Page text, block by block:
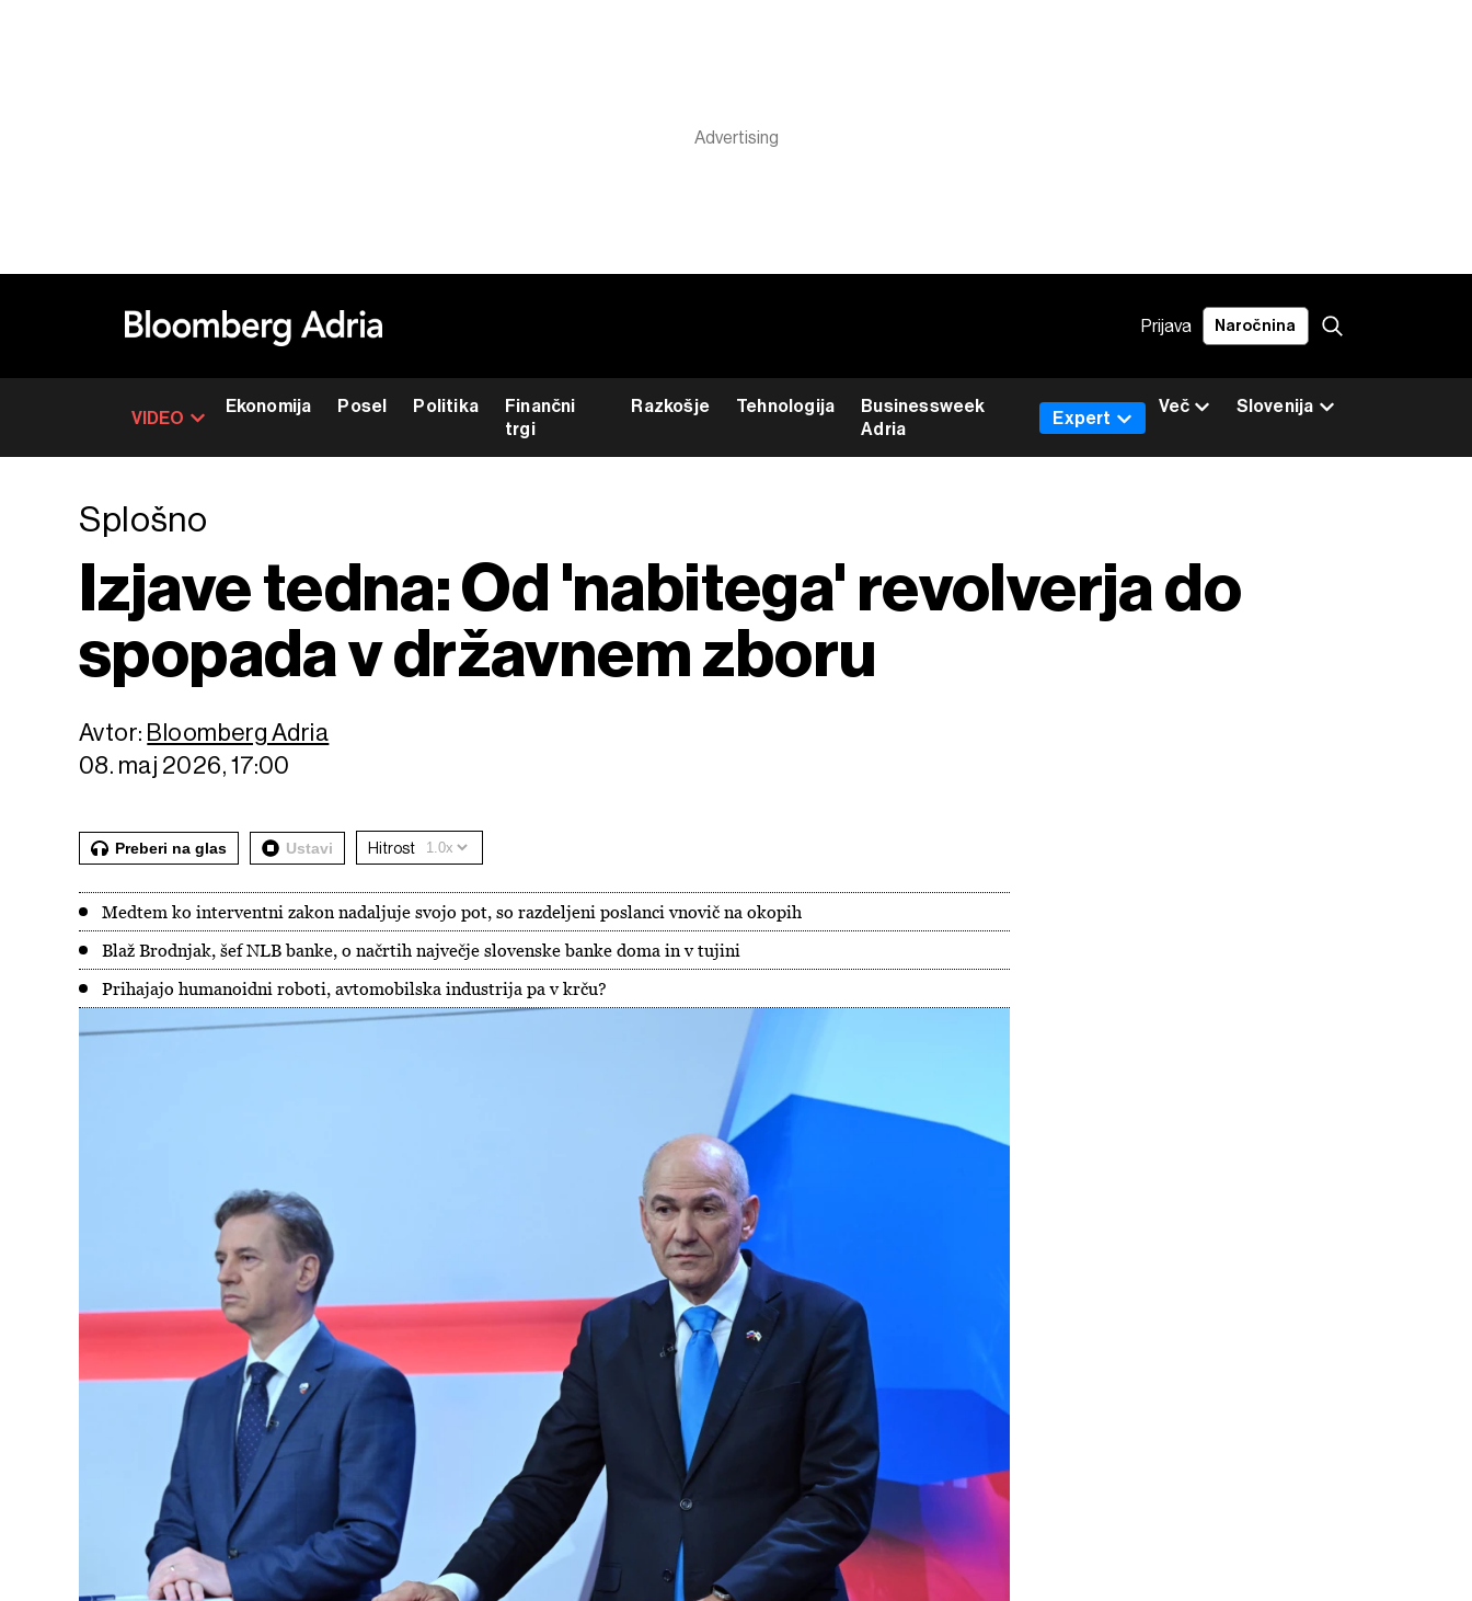
Prijava Naročnina
VIDEO
Ekonomija Posel Politika
Finančni
trgi
Razkošje Tehnologija
Businessweek
Adria
Slovenija
Expert
Več
Splošno
Izjave tedna: Od 'nabitega' revolverja do
spopada v državnem zboru
Avtor: Bloomberg Adria
08. maj 2026, 17:00
Preberi na glas Ustavi Hitrost
Medtem ko interventni zakon nadaljuje svojo pot, so razdeljeni poslanci vnovič na okopih
Blaž Brodnjak, šef NLB banke, o načrtih največje slovenske banke doma in v tujini
Prihajajo humanoidni roboti, avtomobilska industrija pa v krču?